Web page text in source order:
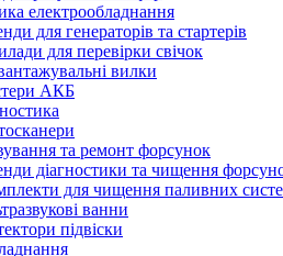
електрообладнання
для генераторів та стартерів
для перевірки свічок
вилки
АКБ
та ремонт форсунок
діагностики та чищення
для чищення паливних
ванни
підвіски